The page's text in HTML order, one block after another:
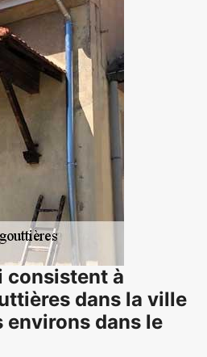
consistent à
dans la ville
environs dans le